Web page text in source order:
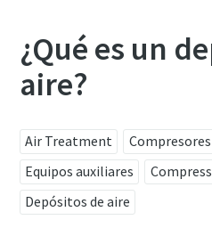
¿Qué es un
aire?
Air Treatment
Equipos auxiliares
Depósitos de aire